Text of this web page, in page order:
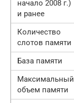
начало 2008 г.)
и ранее
Количество
слотов памяти
База памяти
Максимальный
объем памяти